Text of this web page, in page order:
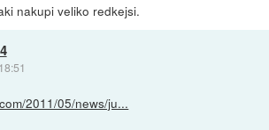
nakupi veliko redkejsi.
2011/05/news/ju...